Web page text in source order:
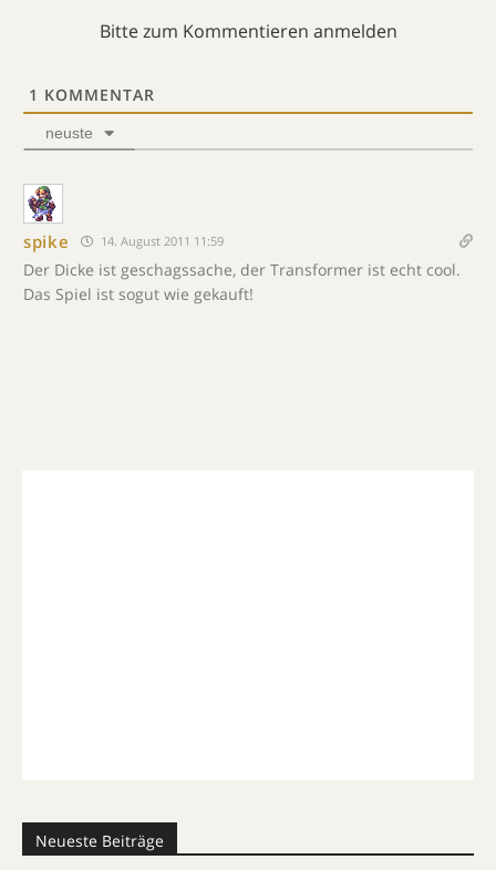
Bitte zum Kommentieren anmelden
1 KOMMENTAR
neuste
spike 14. August 2011 11:59
Der Dicke ist geschagssache, der Transformer ist echt cool.
Das Spiel ist sogut wie gekauft!
Neueste Beiträge